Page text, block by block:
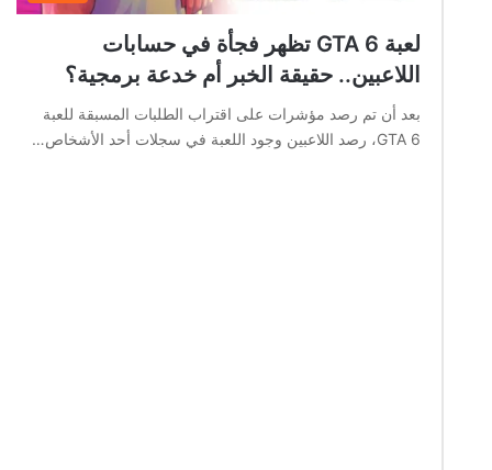
لعبة GTA 6 تظهر فجأة في حسابات
اللاعبين.. حقيقة الخبر أم خدعة برمجية؟
بعد أن تم رصد مؤشرات على اقتراب الطلبات المسبقة للعبة
GTA 6، رصد اللاعبين وجود اللعبة في سجلات أحد الأشخاص…